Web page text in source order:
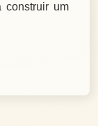
construir um